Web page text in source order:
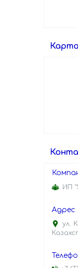
Карта
ИП
ул.